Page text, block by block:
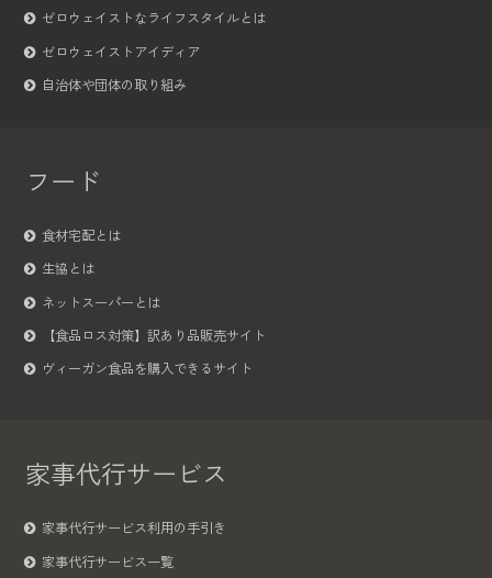
ゼロウェイストなライフスタイルとは
ゼロウェイストアイディア
自治体や団体の取り組み
フード
食材宅配とは
生協とは
ネットスーパーとは
【食品ロス対策】訳あり品販売サイト
ヴィーガン食品を購入できるサイト
家事代行サービス
家事代行サービス利用の手引き
家事代行サービス一覧